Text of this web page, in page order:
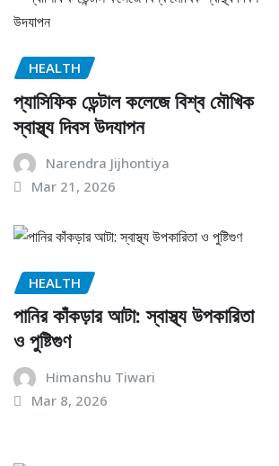
HEALTH
প্যাসিফিক ডেন্টাল কলেজে বিশ্ব মৌখিক
স্বাস্থ্য দিবস উদযাপন
Narendra Jijhontiya
Mar 21, 2026
HEALTH
পানির কাঁকড়ার আটা: স্বাস্থ্য উপকারিতা
ও পুষ্টিগুণ
Himanshu Tiwari
Mar 8, 2026